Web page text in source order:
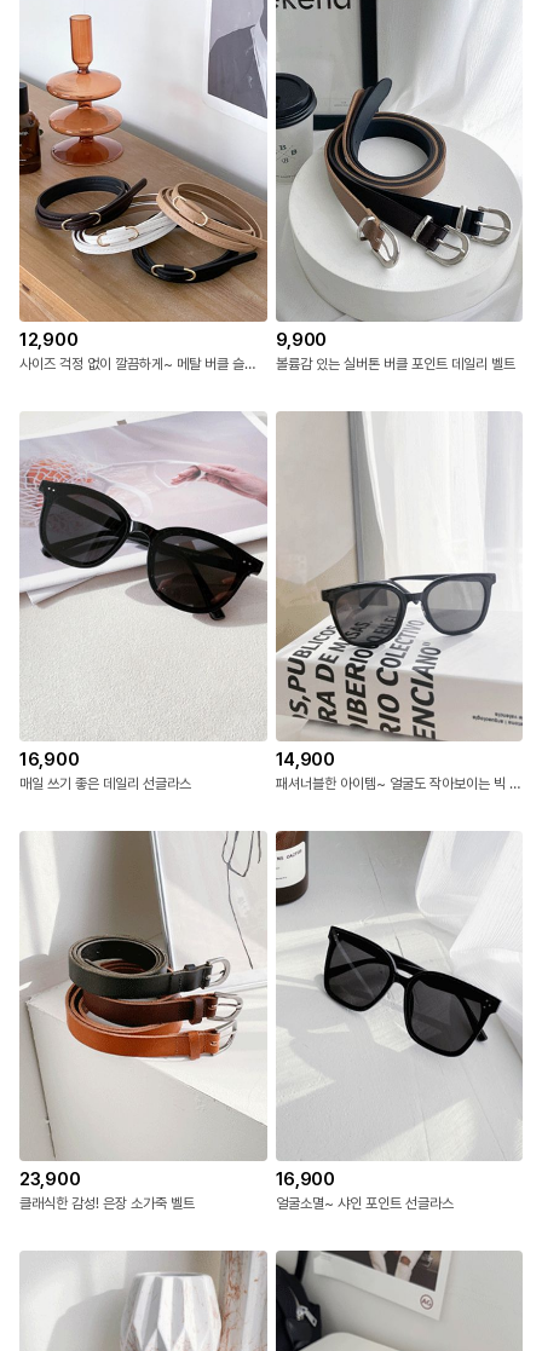
12,900
사이즈 걱정 없이 깔끔하게~ 메탈 버클 슬림 벨트
9,900
볼륨감 있는 실버톤 버클 포인트 데일리 벨트
16,900
매일 쓰기 좋은 데일리 선글라스
14,900
패셔너블한 아이템~ 얼굴도 작아보이는 빅 선글라스
23,900
클래식한 감성! 은장 소가죽 벨트
16,900
얼굴소멸~ 샤인 포인트 선글라스